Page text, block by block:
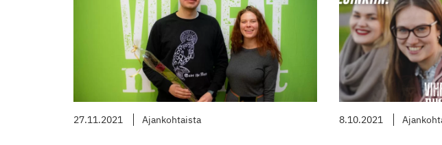
27.11.2021 Ajankohtaista 8.10.2021